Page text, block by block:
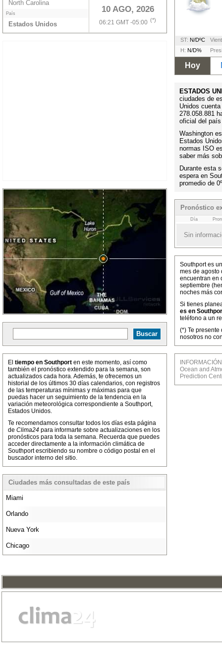
10 AGO, 2026
06:21 GMT -05:00 (*)
North Carolina
País
Estados Unidos
El tiempo en Southport en este momento, así como
también el pronóstico extendido para la semana, son
actualizados cada hora. Además, te ofrecemos un
historial de los últimos 30 días calendarios, con registros
de las temperaturas mínimas y máximas para que
puedas hacer un seguimiento de la tendencia en la
variación meteorológica correspondiente a Southport,
Estados Unidos.
Te recomendamos consultar todos los días esta página
de Clima24 para informarte sobre actualizaciones en los
pronósticos para toda la semana. Recuerda que puedes
acceder directamente a la información climática de
Southport escribiendo su nombre o código postal en el
buscador interno del sitio.
Ciudades más consultadas de este país
Miami
Orlando
Nueva York
Chicago
ST: N/DºC
H: N/D%
Hoy
ESTADOS
ciudades de
Unidos
278.058.881
oficial del
Washington
Estados
normas ISO
saber más
Durante esta
espera en
promedio de
Pronóstico
Día
Sin
Southport es
mes de
encuentran en
septiembre
noches más
Si tienes
es en
teléfono a un
(*) Te
nosotros no
Ocean and
Prediction